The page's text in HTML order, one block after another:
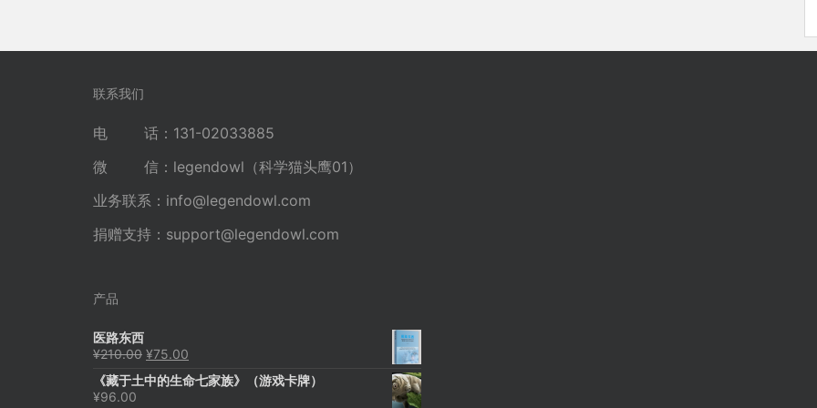
联系我们
电 话：131-02033885
微 信：legendowl（科学猫头鹰01）
业务联系： info@legendowl.com
捐赠支持： support@legendowl.com
产品
医路东西
¥210.00 原
为：
¥75.00
价
《藏于土中的生命七家族》（游戏卡牌）
¥96.00